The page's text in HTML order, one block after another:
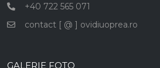
+40 722 565 071
contact [ @ ] ovidiuoprea.ro
GALERIE FOTO